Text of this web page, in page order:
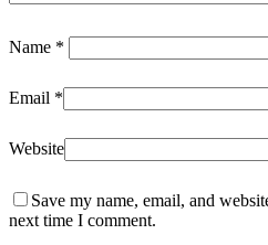
Name *
Email *
Website
Save my name, email, and
next time I comment.